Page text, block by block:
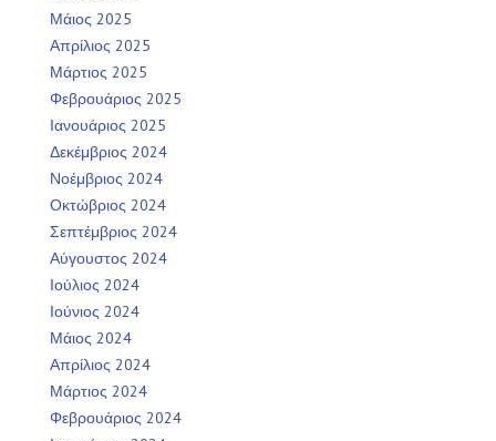
Μάιος 2025
Απρίλιος 2025
Μάρτιος 2025
Φεβρουάριος 2025
Ιανουάριος 2025
Δεκέμβριος 2024
Νοέμβριος 2024
Οκτώβριος 2024
Σεπτέμβριος 2024
Αύγουστος 2024
Ιούλιος 2024
Ιούνιος 2024
Μάιος 2024
Απρίλιος 2024
Μάρτιος 2024
Φεβρουάριος 2024